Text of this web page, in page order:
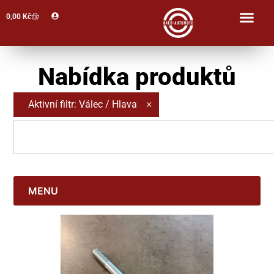
0,00 Kč
Nabídka produktů
Aktivní filtr: Válec / Hlava ×
MENU
Jawa 50, Pionýr
Babetta